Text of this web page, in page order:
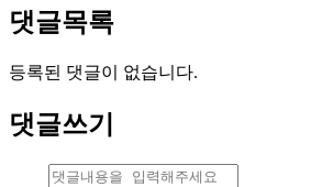
댓글목록
등록된 댓글이 없습니다.
댓글쓰기